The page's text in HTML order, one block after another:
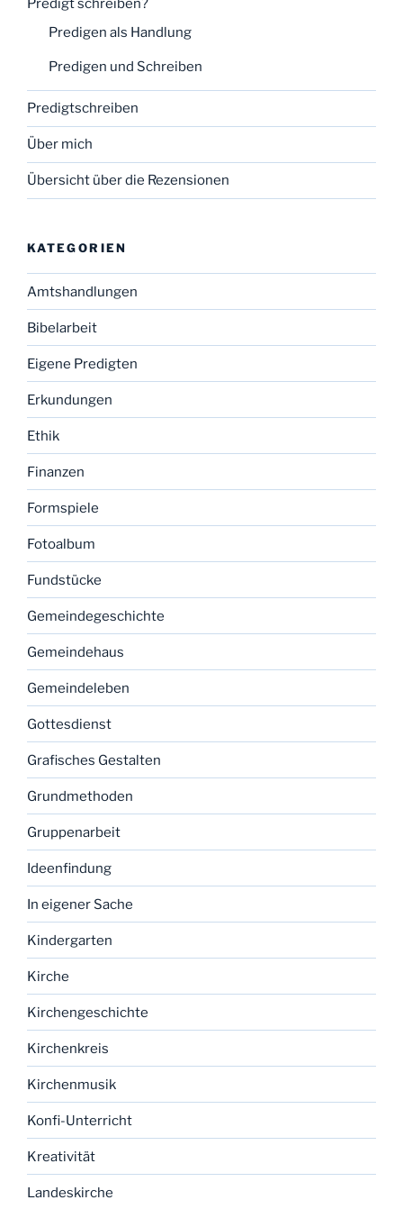
Predigt schreiben?
Predigen als Handlung
Predigen und Schreiben
Predigtschreiben
Über mich
Übersicht über die Rezensionen
KATEGORIEN
Amtshandlungen
Bibelarbeit
Eigene Predigten
Erkundungen
Ethik
Finanzen
Formspiele
Fotoalbum
Fundstücke
Gemeindegeschichte
Gemeindehaus
Gemeindeleben
Gottesdienst
Grafisches Gestalten
Grundmethoden
Gruppenarbeit
Ideenfindung
In eigener Sache
Kindergarten
Kirche
Kirchengeschichte
Kirchenkreis
Kirchenmusik
Konfi-Unterricht
Kreativität
Landeskirche